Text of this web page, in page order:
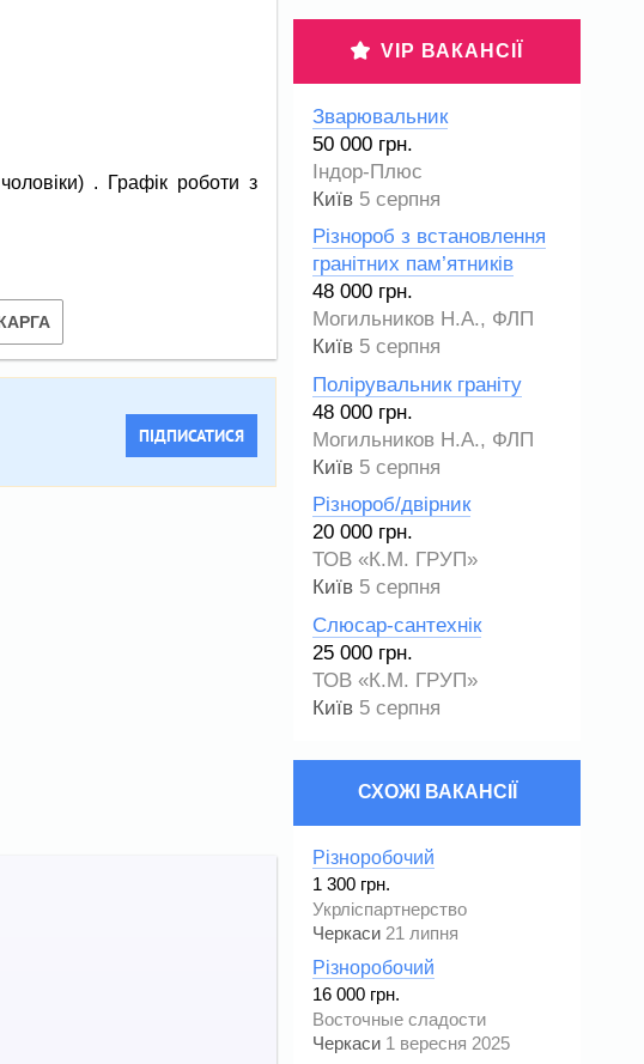
. Графік роботи з
ПІДПИСАТИСЯ
VIP ВАКАНСІЇ
Зварювальник
50 000 грн.
Індор-Плюс
Київ 5 серпня
Різнороб з встановлення
гранітних пам’ятників
48 000 грн.
Могильников Н.А., ФЛП
Київ 5 серпня
Полірувальник граніту
48 000 грн.
Могильников Н.А., ФЛП
Київ 5 серпня
Різнороб/двірник
20 000 грн.
ТОВ «К.М. ГРУП»
Київ 5 серпня
Слюсар-сантехнік
25 000 грн.
ТОВ «К.М. ГРУП»
Київ 5 серпня
СХОЖІ ВАКАНСІЇ
Різноробочий
1 300 грн.
Укрліспартнерство
Черкаси 21 липня
Різноробочий
16 000 грн.
Восточные сладости
Черкаси 1 вересня 2025